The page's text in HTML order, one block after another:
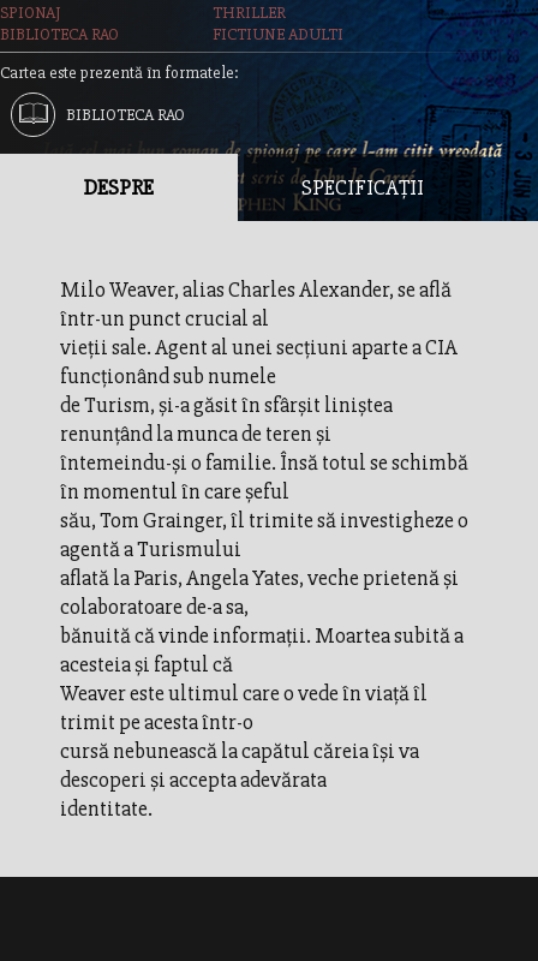
SPIONAJ
THRILLER
BIBLIOTECA RAO
FICTIUNE ADULTI
Cartea este prezentă în formatele:
BIBLIOTECA RAO
DESPRE SPECIFICAȚII
Milo Weaver, alias Charles Alexander, se află
într-un punct crucial al
vieţii sale. Agent al unei secţiuni aparte a CIA
funcţionând sub numele
de Turism, şi-a găsit în sfârşit liniştea
renunţând la munca de teren şi
întemeindu-şi o familie. Însă totul se schimbă
în momentul în care şeful
său, Tom Grainger, îl trimite să investigheze o
agentă a Turismului
aflată la Paris, Angela Yates, veche prietenă şi
colaboratoare de-a sa,
bănuită că vinde informaţii. Moartea subită a
acesteia şi faptul că
Weaver este ultimul care o vede în viaţă îl
trimit pe acesta într-o
cursă nebunească la capătul căreia îşi va
descoperi şi accepta adevărata
identitate.